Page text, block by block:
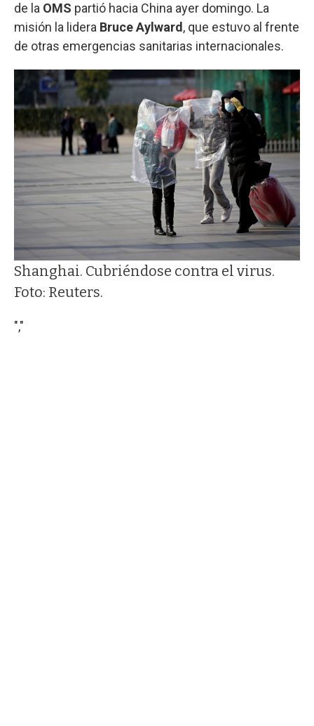
de la OMS partió hacia China ayer domingo. La
misión la lidera Bruce Aylward , que estuvo al frente
de otras emergencias sanitarias internacionales.
Shanghai. Cubriéndose contra el virus.
Foto: Reuters.
","